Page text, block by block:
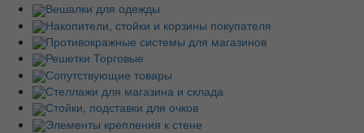
Вешалки для одежды
Накопители, стойки и корзины покупателя
Противокражные системы для магазинов
Решетки Торговые
Сопутствующие товары
Стеллажи для магазина и склада
Стойки, подставки для очков
Элементы крепления к стене